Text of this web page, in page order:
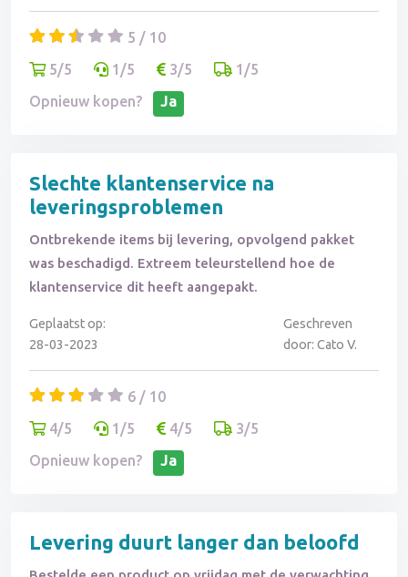
5 / 10
5/5
1/5 3/5
1/5
Opnieuw kopen?
Ja
Slechte klantenservice na
leveringsproblemen
Ontbrekende items bij levering, opvolgend pakket
was beschadigd. Extreem teleurstellend hoe de
klantenservice dit heeft aangepakt.
Geplaatst op:
28-03-2023
Geschreven
door: Cato V.
6 / 10
4/5
1/5 4/5
3/5
Opnieuw kopen?
Ja
Levering duurt langer dan beloofd